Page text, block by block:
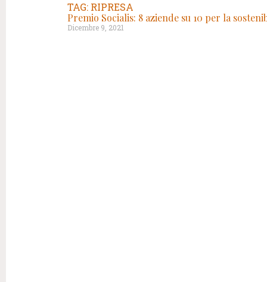
TAG: RIPRESA
Premio Socialis: 8 aziende su 10 per la
Dicembre 9, 2021